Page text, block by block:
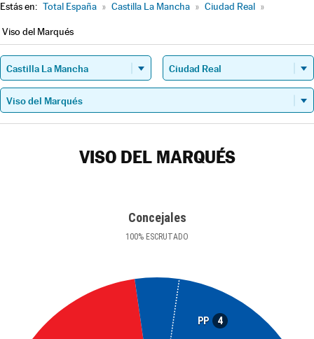
Estás en: Total España » Castilla La Mancha » Ciudad Real »
Viso del Marqués
VISO DEL MARQUÉS
Concejales
100% ESCRUTADO
PP 4